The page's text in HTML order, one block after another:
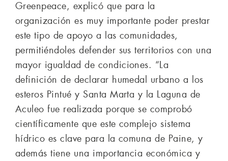
Greenpeace, explicó que para la
organización es muy importante poder prestar
este tipo de apoyo a las comunidades,
permitiéndoles defender sus territorios con una
mayor igualdad de condiciones. “La
definición de declarar humedal urbano a los
esteros Pintué y Santa Marta y la Laguna de
Aculeo fue realizada porque se comprobó
científicamente que este complejo sistema
hídrico es clave para la comuna de Paine, y
además tiene una importancia económica y